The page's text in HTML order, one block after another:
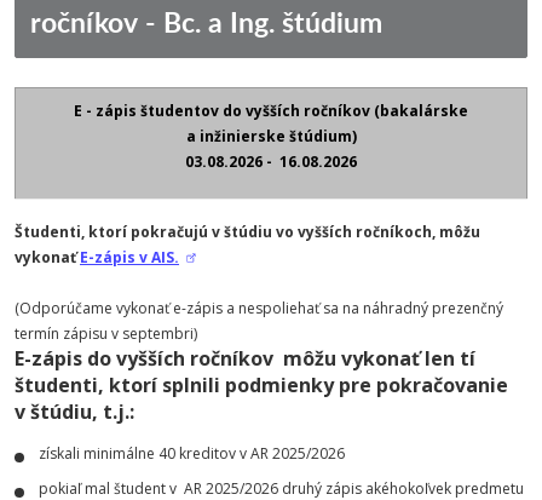
ročníkov - Bc. a Ing. štúdium
E - zápis študentov do vyšších ročníkov (bakalárske
a inžinierske štúdium)
03.08.2026 - 16.08.2026
Študenti, ktorí pokračujú v štúdiu vo vyšších ročníkoch, môžu
vykonaťE-zápis v AIS.
(Odporúčame vykonať e-zápis a nespoliehať sa na náhradný prezenčný
termín zápisu v septembri)
E-zápis do vyšších ročníkov môžu vykonať len tí
študenti, ktorí splnili podmienky pre pokračovanie
v štúdiu, t.j.:
získali minimálne 40 kreditov v AR 2025/2026
pokiaľ mal študent v AR 2025/2026 druhý zápis akéhokoľvek predmetu